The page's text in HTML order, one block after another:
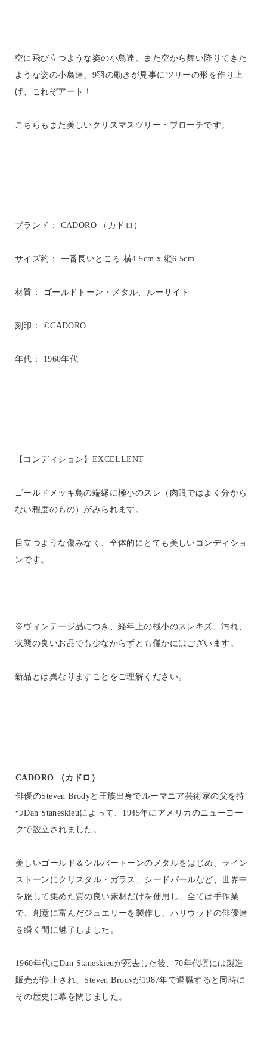
空に飛び立つような姿の小鳥達、また空から舞い降りてきた
ような姿の小鳥達、9羽の動きが見事にツリーの形を作り上
げ、これぞアート！
こちらもまた美しいクリスマスツリー・ブローチです。
ブランド： CADORO （カドロ）
サイズ約： 一番長いところ 横4.5cm x 縦6.5cm
材質： ゴールドトーン・メタル、ルーサイト
刻印： ©CADORO
年代： 1960年代
【コンディション】EXCELLENT
ゴールドメッキ鳥の端縁に極小のスレ（肉眼ではよく分から
ない程度のもの）がみられます。
目立つような傷みなく、全体的にとても美しいコンディショ
ンです。
※ヴィンテージ品につき、経年上の極小のスレキズ、汚れ、
状態の良いお品でも少なからずとも僅かにはございます。
新品とは異なりますことをご理解ください。
CADORO （カドロ）
俳優のSteven Brodyと王族出身でルーマニア芸術家の父を持
つDan Staneskieuによって、1945年にアメリカのニューヨー
クで設立されました。
美しいゴールド＆シルバートーンのメタルをはじめ、ライン
ストーンにクリスタル・ガラス、シードパールなど、世界中
を旅して集めた質の良い素材だけを使用し、全ては手作業
で、創意に富んだジュエリーを製作し、ハリウッドの俳優達
を瞬く間に魅了しました。
1960年代にDan Staneskieuが死去した後、70年代頃には製造
販売が停止され、Steven Brodyが1987年で退職すると同時に
その歴史に幕を閉じました。